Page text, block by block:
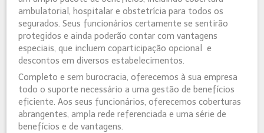
ambulatorial, hospitalar e obstetrícia para todos os
segurados. Seus funcionários certamente se sentirão
protegidos e ainda poderão contar com vantagens
especiais, que incluem coparticipação opcional e
descontos em diversos estabelecimentos.
Completo e sem burocracia, oferecemos à sua empresa
todo o suporte necessário a uma gestão de benefícios
eficiente. Aos seus funcionários, oferecemos coberturas
abrangentes, ampla rede referenciada e uma série de
benefícios e de vantagens.